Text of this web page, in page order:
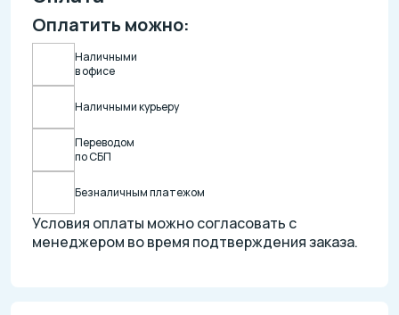
Оплатить можно:
Наличными
в офисе
Наличными курьеру
Переводом
по СБП
Безналичным платежом
Условия оплаты можно согласовать с
менеджером во время подтверждения заказа.